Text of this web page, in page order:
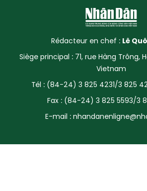
Rédacteur en chef : Lê
Siège principal : 71, rue Hàng Trông,
Vietnam
Tél : (84-24) 3 825 4231/3 825
Fax : (84-24) 3 825 5593/3
E-mail :